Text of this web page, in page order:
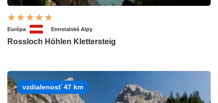
Európa Ennstalské Alpy
Rossloch Höhlen Klettersteig
vzdialenosť 47 km